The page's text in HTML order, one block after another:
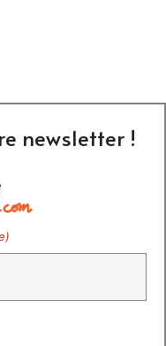
newsletter !